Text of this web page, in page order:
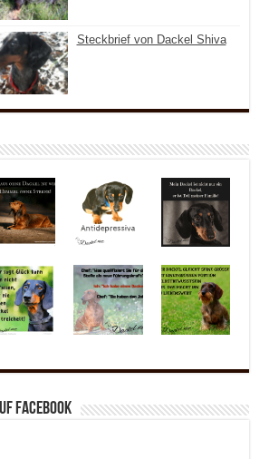
Steckbrief von Dackel Shiva
Facebook